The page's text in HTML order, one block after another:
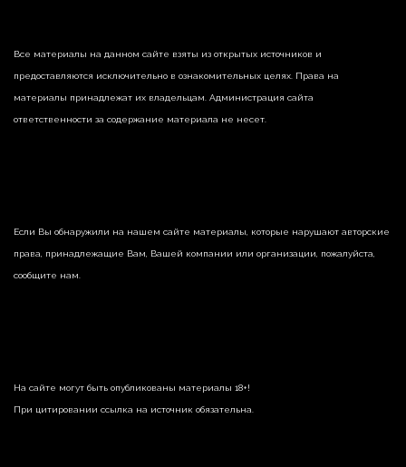
Все материалы на данном сайте взяты из открытых источников и
предоставляются исключительно в ознакомительных целях. Права на
материалы принадлежат их владельцам. Администрация сайта
ответственности за содержание материала не несет.
Если Вы обнаружили на нашем сайте материалы, которые нарушают авторские
права, принадлежащие Вам, Вашей компании или организации, пожалуйста,
сообщите нам.
На сайте могут быть опубликованы материалы 18+!
При цитировании ссылка на источник обязательна.